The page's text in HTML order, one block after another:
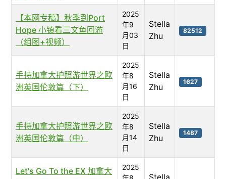
【本网专稿】秋季到Port
Hope 小镇看三文鱼回游
（组图+视频）
2025
年9
月03
日
Stella
Zhu
82512
手持加拿大护照游世界之欧
洲英国伦敦篇（下）
2025
年8
月16
日
Stella
Zhu
1627
手持加拿大护照游世界之欧
洲英国伦敦篇（中）
2025
年8
月14
日
Stella
Zhu
1487
Let's Go To the EX 加拿大
2025